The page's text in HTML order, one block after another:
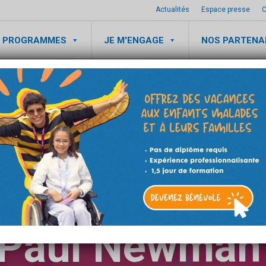
Actualités Espace presse
PROGRAMMES JE M'ENGAGE NOS
EVÉNEMENTS
rend
Newman